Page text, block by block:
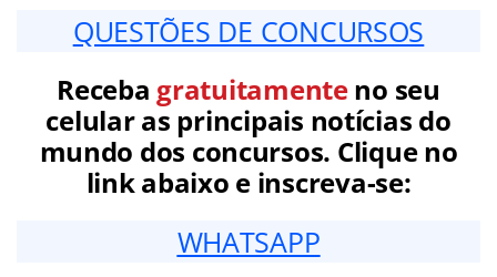
QUESTÕES DE CONCURSOS
Receba gratuitamenteno seu
celular as principais notícias do
mundo dos concursos. Clique no
link abaixo e inscreva-se:
WHATSAPP